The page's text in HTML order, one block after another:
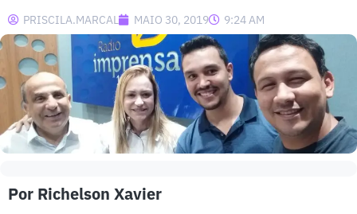
PRISCILA.MARCAL MAIO 30, 2019 9:24 AM
Por Richelson Xavier